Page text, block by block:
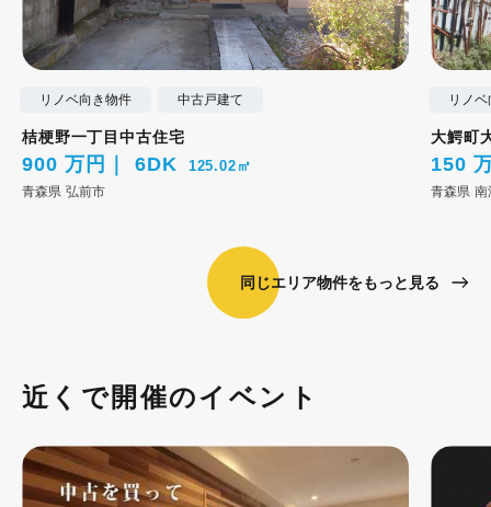
リノベ向き物件 中古戸建て
桔梗野一丁目中古住宅
900 万円 6DK 125.02㎡
青森県 弘前市
リノ
大鰐町
150
青森県 南
同じエリア物件をもっと見る
近くで開催のイベント